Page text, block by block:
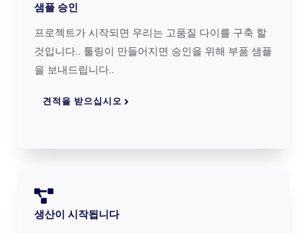
샘플 승인
프로젝트가 시작되면 우리는 고품질 다이를 구축 할
것입니다.. 툴링이 만들어지면 승인을 위해 부품 샘플
을 보내드립니다..
견적을 받으십시오
생산이 시작됩니다